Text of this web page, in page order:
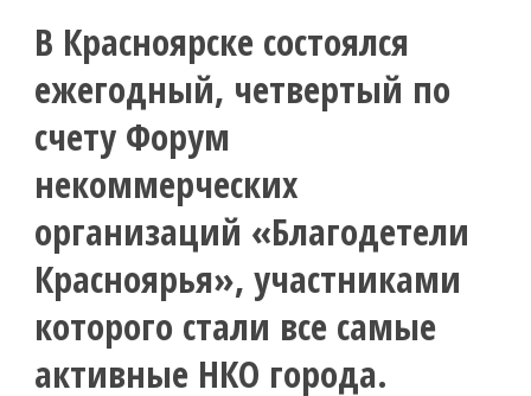
В Красноярске состоялся
ежегодный, четвертый по
счету Форум
некоммерческих
организаций «Благодетели
Красноярья», участниками
которого стали все самые
активные НКО города.